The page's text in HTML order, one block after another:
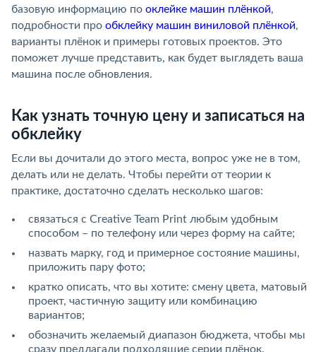
базовую информацию по оклейке машин плёнкой,
подробности про обклейку машин виниловой плёнкой,
варианты плёнок и примеры готовых проектов. Это
поможет лучше представить, как будет выглядеть ваша
машина после обновления.
Как узнать точную цену и записаться на
обклейку
Если вы дочитали до этого места, вопрос уже не в том,
делать или не делать. Чтобы перейти от теории к
практике, достаточно сделать несколько шагов:
связаться с Creative Team Print любым удобным
способом – по телефону или через форму на сайте;
назвать марку, год и примерное состояние машины,
приложить пару фото;
кратко описать, что вы хотите: смену цвета, матовый
проект, частичную защиту или комбинацию
вариантов;
обозначить желаемый диапазон бюджета, чтобы мы
сразу предлагали подходящие серии плёнок.